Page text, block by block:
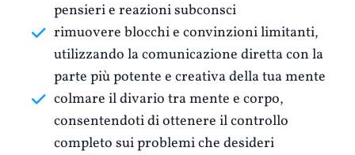
pensieri e reazioni subconsci
rimuovere blocchi e convinzioni limitanti,
utilizzando la comunicazione diretta con la
parte più potente e creativa della tua mente
colmare il divario tra mente e corpo,
consentendoti di ottenere il controllo
completo sui problemi che desideri